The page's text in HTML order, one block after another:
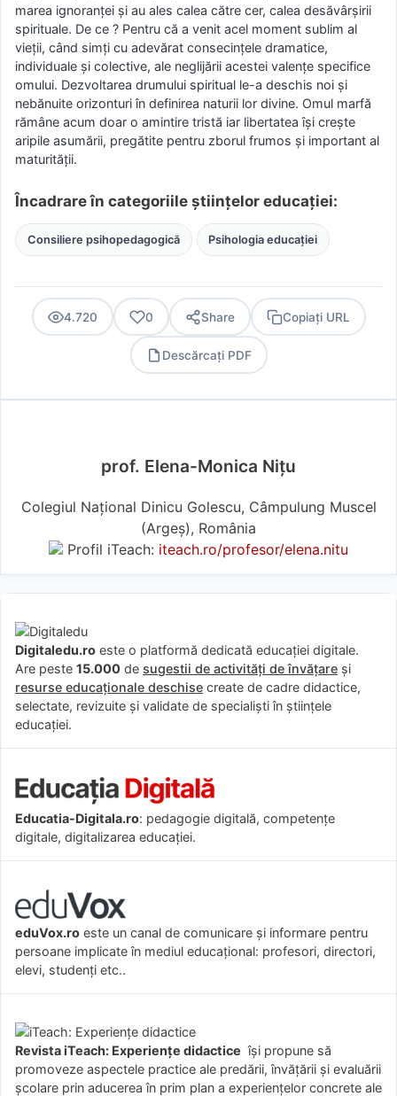
marea ignoranţei şi au ales calea către cer, calea desăvârşirii
spirituale. De ce ? Pentru că a venit acel moment sublim al
vieţii, când simţi cu adevărat consecinţele dramatice,
individuale şi colective, ale neglijării acestei valenţe specifice
omului. Dezvoltarea drumului spiritual le-a deschis noi şi
nebănuite orizonturi în definirea naturii lor divine. Omul marfă
rămâne acum doar o amintire tristă iar libertatea îşi creşte
aripile asumării, pregătite pentru zborul frumos şi important al
maturităţii.
Încadrare în categoriile științelor educației:
Consiliere psihopedagogică Psihologia educației
4.720 0 Share Copiați URL
Descărcați PDF
prof. Elena-Monica Nițu
Colegiul Național Dinicu Golescu, Câmpulung Muscel
(Argeş), România
Profil iTeach: iteach.ro/profesor/elena.nitu
Digitaledu.ro este o platformă dedicată educației digitale.
Are peste 15.000 de sugestii de activități de învățare și
resurse educaționale deschise create de cadre didactice,
selectate, revizuite și validate de specialiști în științele
educației.
Educatia-Digitala.ro: pedagogie digitală, competențe
digitale, digitalizarea educației.
eduVox.ro este un canal de comunicare și informare pentru
persoane implicate în mediul educațional: profesori, directori,
elevi, studenți etc..
Revista iTeach: Experienţe didactice îşi propune să
promoveze aspectele practice ale predării, învăţării şi evaluării
şcolare prin aducerea în prim plan a experienţelor concrete ale